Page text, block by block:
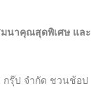
นาคุณสุดพิเศษ และ
รุ๊ป จำกัด ชวนช้อป